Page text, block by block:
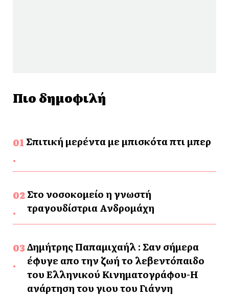
Πιο δημοφιλή
Σπιτική μερέντα με μπισκότα πτι μπερ
Στο νοσοκομείο η γνωστή
τραγουδίστρια Ανδρομάχη
Δημήτρης Παπαμιχαήλ : Σαν σήμερα
έφυγε απο την ζωή το λεβεντόπαιδο
του Ελληνικού Κινηματογράφου-Η
ανάρτηση του γιου του Γιάννη